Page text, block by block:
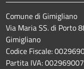
Comune di Gimigliano
Via Maria SS. di Porto
Gimigliano
Codice Fiscale:
Partita IVA: